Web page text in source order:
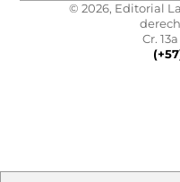
© 2026, Editorial
Cr.